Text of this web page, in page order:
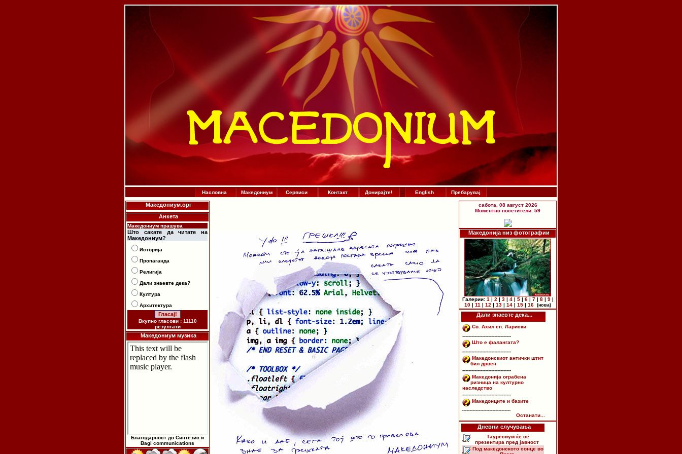
Насловна Македониум Сервиси Контакт Донирајте! :. : English Пребарувај
Македониум.орг
Анкета
Македониум прашува
Што сакате да читате на
Македониум?
Историја
Пропаганда
Религија
Дали знаевте дека?
Култура
Архитектура
Вкупно гласови : 11110
резултати
Македониум музика
Благодарност до Синтезис и
Bagi communications
сабота, 08 август 2026
Моментно посетители: 59
Македонија низ фотографии
Галерии: 1| 2| 3| 4| 5| 6| 7| 8| 9|
10 | 11 | 12 | 13 | 14 | 15 | 16 (нова)
Дали знаевте дека...
Св. Ахил еп. Лариски
--------------------------------
Што е фалангата?
--------------------------------
Македонскиот антички штит
бил дрвен
--------------------------------
Македонија ограбена
ризница на културно
наследство
--------------------------------
Македонците и базите
--------------------------------
Останати...
Дневни случувања
Тауресиум ќе се
презентира пред јавност
Под македонското сонце во